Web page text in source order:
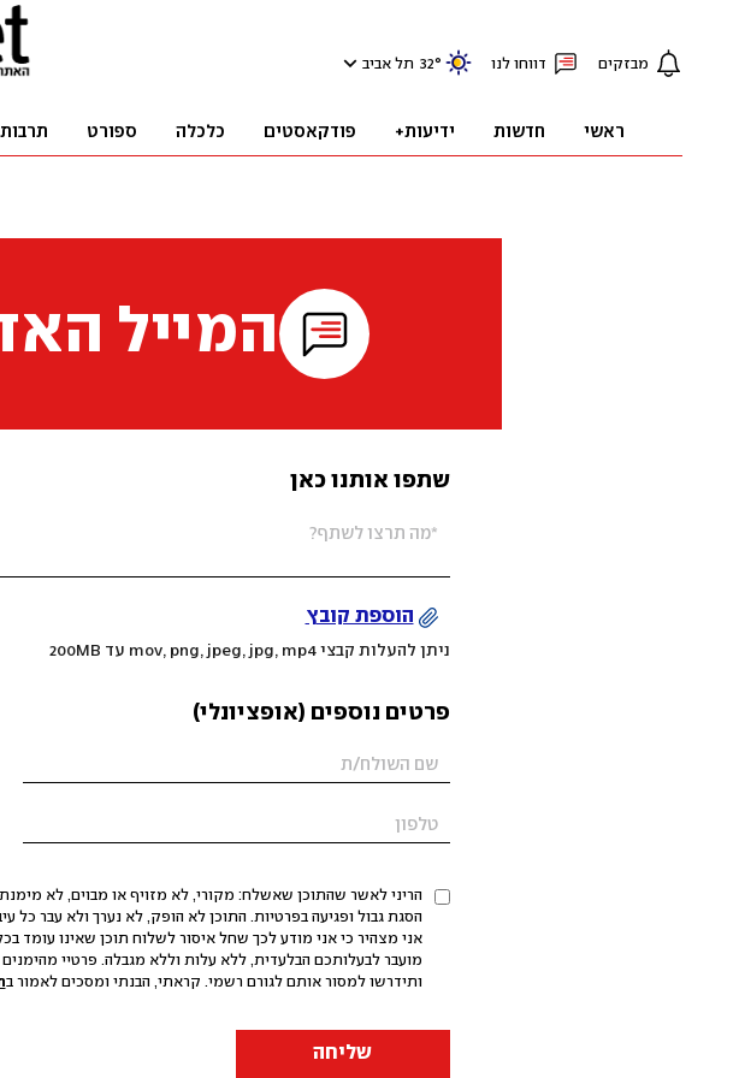
מבזקים דווחו לנו 32° תל אביב
ראשי חדשות ידיעות+ פודקאסטים כלכלה ספורט תרבות
המייל
שתפו אותנו כאן
הוספת קובץ
ניתן להעלות קבצי mov, png, jpeg, jpg, mp4 עד 200MB
פרטים נוספים (אופציונלי)
הריני לאשר שהתוכן שאשלח: מקורי, לא מזויף או מבוים, לא
אני מצהיר כי אני מודע לכך שחל איסור לשלוח תוכן שאינו עומד
מועבר לבעלותכם הבלעדית, ללא עלות וללא מגבלה. פרטיי
ותידרשו למסור אותם לגורם רשמי. קראתי, הבנתי ומסכים לאמור ב
שליחה